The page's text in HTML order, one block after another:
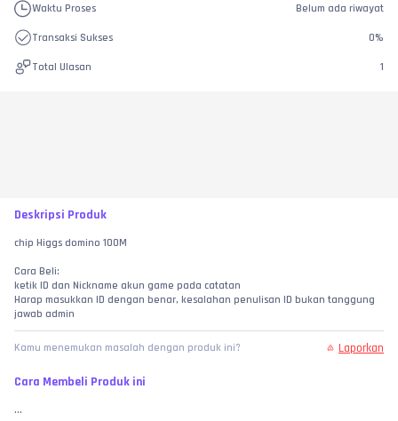
Waktu Proses Belum ada riwayat
Transaksi Sukses 0%
Total Ulasan 1
Deskripsi Produk
chip Higgs domino 100M
Cara Beli:
ketik ID dan Nickname akun game pada catatan
Harap masukkan ID dengan benar, kesalahan penulisan ID bukan tanggung
jawab admin
Kamu menemukan masalah dengan produk ini? Laporkan
Cara Membeli Produk ini
...